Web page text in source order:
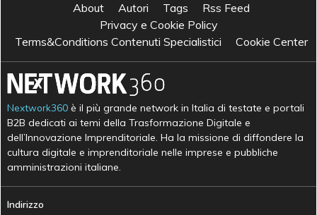
About Autori Tags
Rss Feed
Privacy e Cookie Policy
Terms&Conditions Contenuti Specialistici
Cookie Center
Nextwork360 è il più grande network in Italia di testate e portali
B2B dedicati ai temi della Trasformazione Digitale e
dell’Innovazione Imprenditoriale. Ha la missione di diffondere la
cultura digitale e imprenditoriale nelle imprese e pubbliche
amministrazioni italiane.
Indirizzo